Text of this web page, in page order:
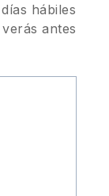
hábiles
antes